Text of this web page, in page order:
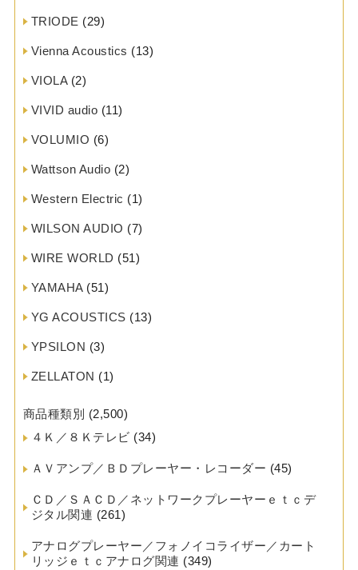
TRIODE (29)
Vienna Acoustics (13)
VIOLA(2)
VIVID audio (11)
VOLUMIO (6)
Wattson Audio (2)
Western Electric (1)
WILSON AUDIO (7)
WIRE WORLD (51)
YAMAHA(51)
YG ACOUSTICS (13)
YPSILON (3)
ZELLATON (1)
商品種類別 (2,500)
４Ｋ／８Ｋテレビ (34)
ＡＶアンプ／ＢＤプレーヤー・レコーダー (45)
ＣＤ／ＳＡＣＤ／ネットワークプレーヤーｅｔｃデ
ジタル関連 (261)
アナログプレーヤー／フォノイコライザー／カート
リッジｅｔｃアナログ関連 (349)